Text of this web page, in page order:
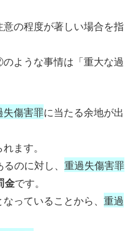
の程度が著しい場合を指
ような事情は「重大な過
失傷害罪に当たる余地が出
ます。
のに対し、 重過失傷害罪
金です。
っていることから、 重過